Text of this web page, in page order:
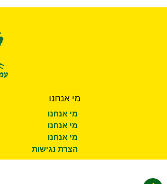
מי אנחנו
מי אנחנו
מי אנחנו
מי אנחנו
הצרת נגישות